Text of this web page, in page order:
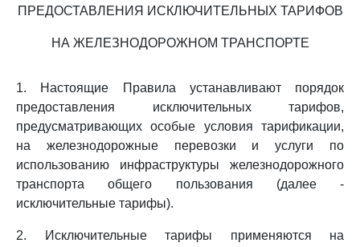
ПРЕДОСТАВЛЕНИЯ ИСКЛЮЧИТЕЛЬНЫХ ТАРИФОВ
НА ЖЕЛЕЗНОДОРОЖНОМ ТРАНСПОРТЕ
1. Настоящие Правила устанавливают порядок
предоставления исключительных тарифов,
предусматривающих особые условия тарификации,
на железнодорожные перевозки и услуги по
использованию инфраструктуры железнодорожного
транспорта общего пользования (далее -
исключительные тарифы).
2. Исключительные тарифы применяются на